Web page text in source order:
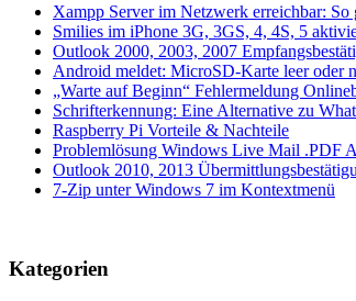
Xampp Server im Netzwerk erreichbar: So
Smilies im iPhone 3G, 3GS, 4, 4S, 5
Outlook 2000, 2003, 2007
Android meldet: MicroSD-Karte leer oder
„Warte auf Beginn“ Fehlermeldung
Schrifterkennung: Eine Alternative zu
Raspberry Pi Vorteile & Nachteile
Problemlösung Windows Live Mail .PDF
Outlook 2010, 2013
7-Zip unter Windows 7 im Kontextmenü
Kategorien